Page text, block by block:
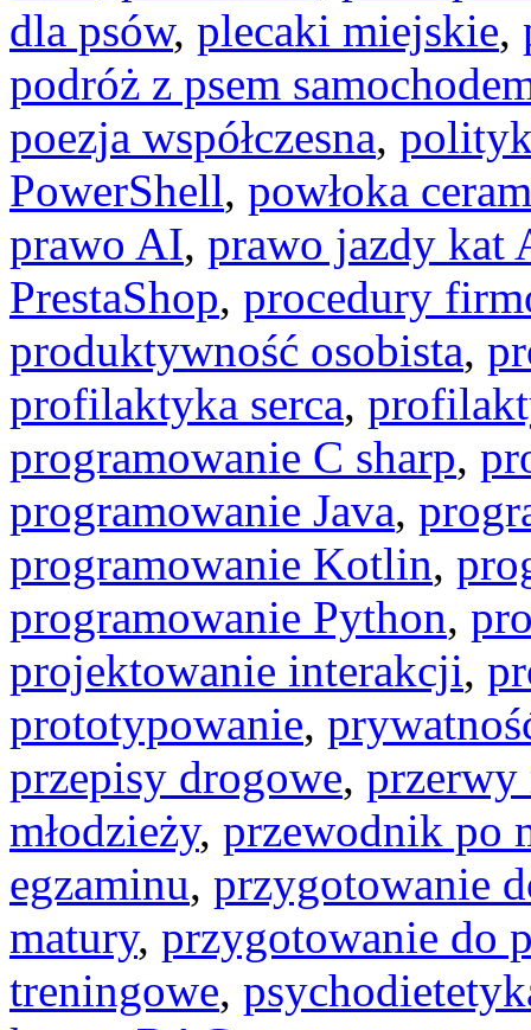
dla psów, plecaki miejskie,
podróż z psem
poezja współczesna,
PowerShell, powłoka
prawo AI, prawo jazdy kat
PrestaShop, procedury
produktywność osobista,
profilaktyka serca,
programowanie C sharp,
programowanie Java,
programowanie Kotlin,
programowanie Python,
projektowanie interakcji,
prototypowanie,
przepisy drogowe, przerwy
młodzieży, przewodnik po
egzaminu, przygotowanie
matury, przygotowanie do
treningowe,